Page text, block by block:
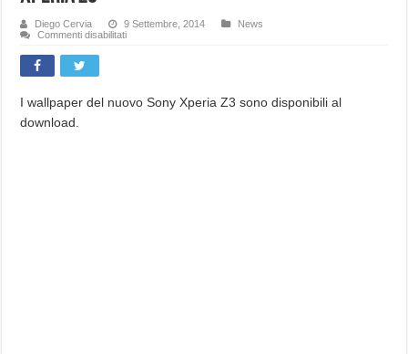
Diego Cervia 9 Settembre, 2014
News
Commenti disabilitatisu
di
Sony
I wallpaper del nuovo Sony Xperia Z3 sono disponibili al
download.